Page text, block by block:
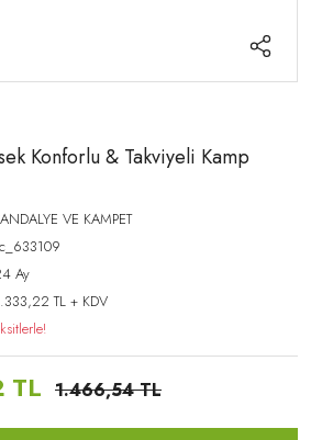
Konforlu & Takviyeli Kamp
VE KAMPET
Ay
TL + KDV
TL 1.466,54 TL